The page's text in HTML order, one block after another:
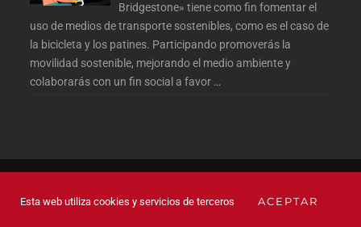
Bridgestone» tiene como fin fomentar el
uso de medios de transporte sostenibles, como es el caso de
la bicicleta y los patines. Participando promoverás la
movilidad sostenible, mejorando el medio ambiente y
colaborarás con un fin social a favor …
Esta web utiliza cookies y servicios de terceros ACEPTAR